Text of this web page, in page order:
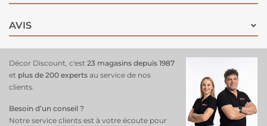
AVIS
Décor Discount, c'est 23 magasins depuis 1987
et plus de 200 experts au service de nos
clients.
Besoin d’un conseil ?
Notre service clients est à votre écoute pour